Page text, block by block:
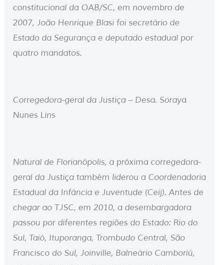
constitucional da OAB/SC, em novembro de
2007, João Henrique Blasi foi secretário de
Estado da Segurança e deputado estadual por
quatro mandatos.
Corregedora-geral da Justiça – Desa. Soraya
Nunes Lins
Natural de Florianópolis, a próxima corregedora-
geral da Justiça também liderou a Coordenadoria
Estadual da Infância e Juventude (Ceij). Antes de
chegar ao TJSC, em 2010, a desembargadora
passou por diferentes regiões do Estado: Rio do
Sul, Taió, Ituporanga, Trombudo Central, São
Francisco do Sul, Joinville, Balneário Camboriú,